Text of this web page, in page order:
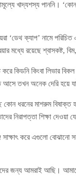
খাদ্যশস্য পাননি।
‘ডেথ ক্যাপ’ নামে
রয়েছে শ্বাসকষ্ট, বিম,
কিংবা লিভার বিকল
আসে তখন অনেক দেরি হয়ে
কোন ধরনের মাশরুম
নিরাপত্তা শিক্ষা দেওয়া
সাক্ষাৎ করে এগুলো
জন্য আমরাই আছি।